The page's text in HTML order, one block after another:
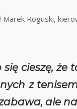
Marek Roguski,
się cieszę,
z
ale